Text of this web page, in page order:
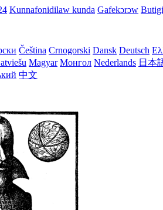
Kunnafonidilaw kunda Gafekɔrɔw Butigi
Čeština Crnogorski Dansk Deutsch
Magyar Монгол Nederlands 日本
中文